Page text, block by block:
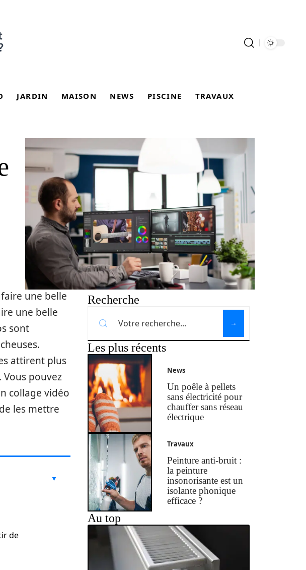
JARDIN MAISON NEWS PISCINE TRAVAUX
une belle
une belle
sont
attirent plus
pouvez
collage vidéo
les mettre
de
Recherche
Les plus récents
News
Un poêle à pellets
sans électricité pour
chauffer sans réseau
électrique
Travaux
Peinture anti-bruit :
la peinture
insonorisante est un
isolante phonique
efficace ?
Au top